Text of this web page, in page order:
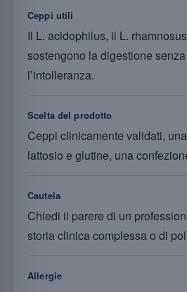
Ceppi utili
Il L. acidophilus, il L.
sostengono la digestione
l’intolleranza.
Scelta del prodotto
Ceppi clinicamente validati,
lattosio e glutine, una
Cautela
Chiedi il parere di un
storia clinica complessa o di
Allergie